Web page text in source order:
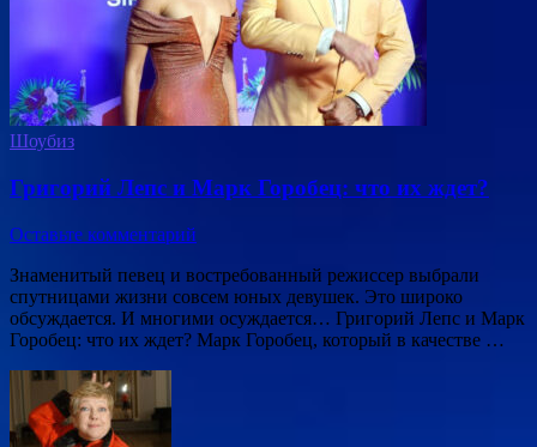
Шоубиз
Григорий Лепс и Марк Горобец: что их ждет?
Оставьте комментарий
Знаменитый певец и востребованный режиссер выбрали
спутницами жизни совсем юных девушек. Это широко
обсуждается. И многими осуждается… Григорий Лепс и Марк
Горобец: что их ждет? Марк Горобец, который в качестве …